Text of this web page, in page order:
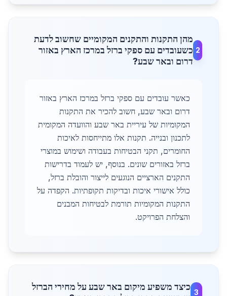
2
מהן התקנות והתקנים המקומיים שחשוב לדעת
כשעובדים עם ספקי ברזל במרכז הארץ באזור
דרום ובאר שבע?
כאשר עובדים עם ספקי ברזל במרכז הארץ באזור
דרום ובאר שבע, חשוב להכיר את התקנות
המקומיות של עיריית באר שבע והוועדה המקומית
לתכנון ובנייה. תקנות אלו מתייחסות לאיכות
החומרים, תקני הבטיחות בעבודה ושימוש במוצרי
ברזל באזורים שונים. בנוסף, יש לעמוד בדרישות
התקנים הארציים הנוגעים לייצור והובלת ברזל,
כולל אישורי איכות ובדיקות תקופתיות. הקפדה על
התקנות המקומיות תורמת לבטיחות המבנים
והצלחת הפרויקט.
3
כיצד משפיע מיקום באר שבע על מחירי הברזל